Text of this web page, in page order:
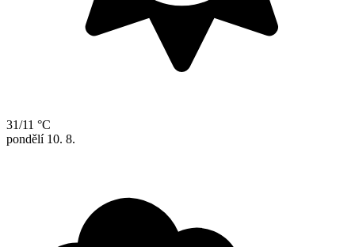
31/11 °C
pondělí 10. 8.